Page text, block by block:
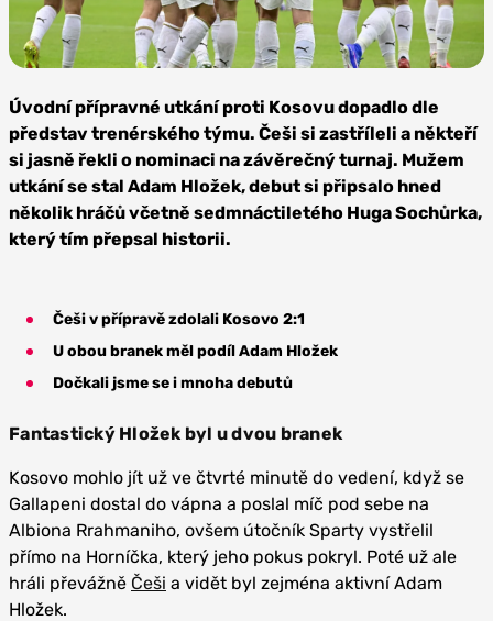
Profimedia
Úvodní přípravné utkání proti Kosovu dopadlo dle
představ trenérského týmu. Češi si zastříleli a někteří
si jasně řekli o nominaci na závěrečný turnaj. Mužem
utkání se stal Adam Hložek, debut si připsalo hned
několik hráčů včetně sedmnáctiletého Huga Sochůrka,
který tím přepsal historii.
Češi v přípravě zdolali Kosovo 2:1
U obou branek měl podíl Adam Hložek
Dočkali jsme se i mnoha debutů
Fantastický Hložek byl u dvou branek
Kosovo mohlo jít už ve čtvrté minutě do vedení, když se
Gallapeni dostal do vápna a poslal míč pod sebe na
Albiona Rrahmaniho, ovšem útočník Sparty vystřelil
přímo na Horníčka, který jeho pokus pokryl. Poté už ale
hráli převážně Češi a vidět byl zejména aktivní Adam
Hložek.